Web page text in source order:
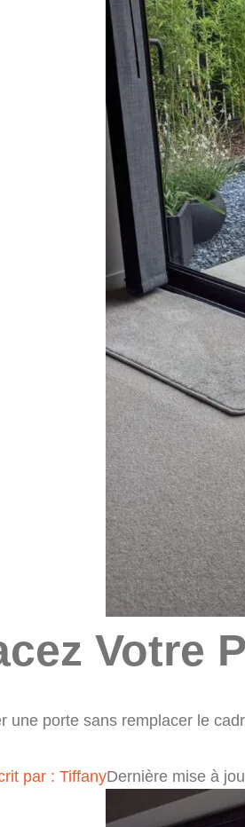
Votre
une porte sans remplacer le
par : TiffanyDernière mise à